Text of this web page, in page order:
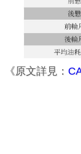
《原文詳見：